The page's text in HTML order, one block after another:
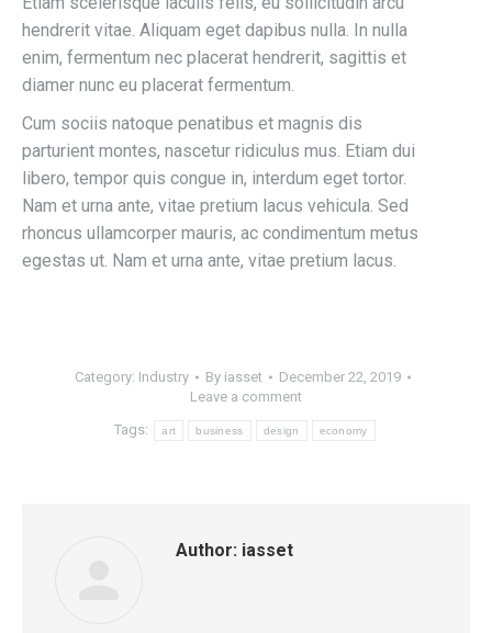
hendrerit vitae. Aliquam eget dapibus nulla. In nulla
enim, fermentum nec placerat hendrerit, sagittis et
diamer nunc eu placerat fermentum.
Cum sociis natoque penatibus et magnis dis
parturient montes, nascetur ridiculus mus. Etiam dui
libero, tempor quis congue in, interdum eget tortor.
Nam et urna ante, vitae pretium lacus vehicula. Sed
rhoncus ullamcorper mauris, ac condimentum metus
egestas ut. Nam et urna ante, vitae pretium lacus.
Category: Industry By iasset
December 22, 2019
Leave a comment
Tags: art business design economy
Author: iasset